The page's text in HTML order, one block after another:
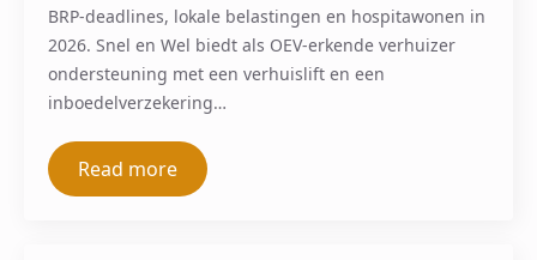
BRP-deadlines, lokale belastingen en hospitawonen in
2026. Snel en Wel biedt als OEV-erkende verhuizer
ondersteuning met een verhuislift en een
inboedelverzekering…
Read more